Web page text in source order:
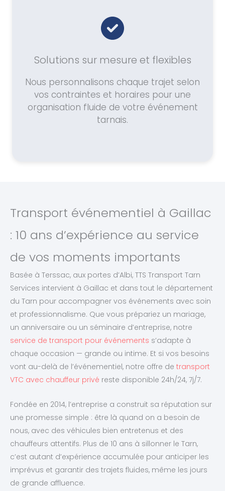
Solutions sur mesure et flexibles
Nous personnalisons chaque trajet selon
vos contraintes et horaires pour une
organisation fluide de votre événement
tarnais.
Transport événementiel à Gaillac
: 10 ans d’expérience au service
de vos moments importants
Basée à Terssac, aux portes d’Albi, TTS Transport Tarn
Services intervient à Gaillac et dans tout le département
du Tarn pour accompagner vos événements avec soin
et professionnalisme. Que vous prépariez un mariage,
un anniversaire ou un séminaire d’entreprise, notre
service de transport pour événements s’adapte à
chaque occasion — grande ou intime. Et si vos besoins
vont au-delà de l’événementiel, notre offre de transport
VTC avec chauffeur privé reste disponible 24h/24, 7j/7.
Fondée en 2014, l’entreprise a construit sa réputation sur
une promesse simple : être là quand on a besoin de
nous, avec des véhicules bien entretenus et des
chauffeurs attentifs. Plus de 10 ans à sillonner le Tarn,
c’est autant d’expérience accumulée pour anticiper les
imprévus et garantir des trajets fluides, même les jours
de grande affluence.